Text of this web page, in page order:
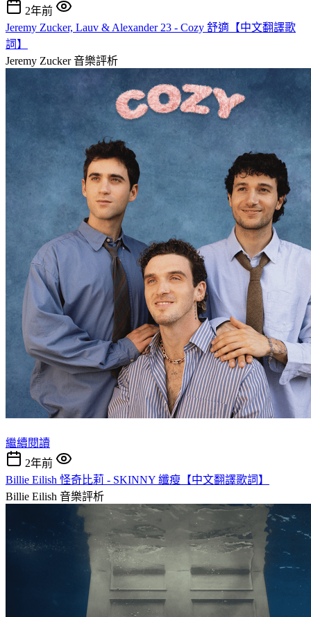
2年前
Jeremy Zucker, Lauv & Alexander 23 - Cozy 舒適【中文翻譯歌
詞】
Jeremy Zucker音樂評析
繼續閱讀
2年前
Billie Eilish 怪奇比莉 - SKINNY 纖瘦【中文翻譯歌詞】
Billie Eilish 音樂評析